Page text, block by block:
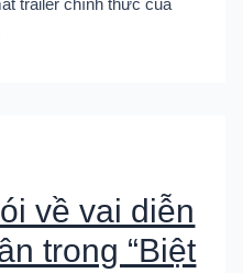
trailer chính thức của
về vai diễn
trong “Biệt